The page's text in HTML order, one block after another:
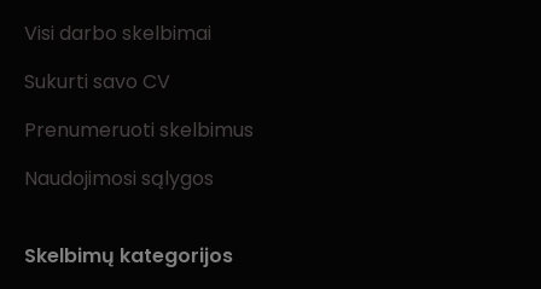
Visi darbo skelbimai
Sukurti savo CV
Prenumeruoti skelbimus
Naudojimosi sąlygos
Skelbimų kategorijos